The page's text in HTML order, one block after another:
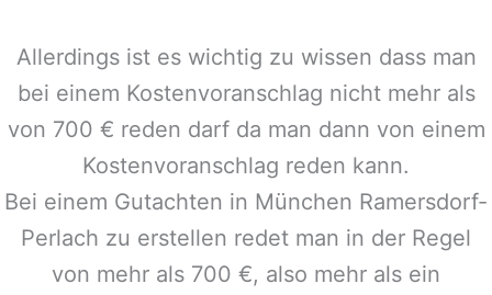
Allerdings ist es wichtig zu wissen dass man
bei einem Kostenvoranschlag nicht mehr als
von 700 € reden darf da man dann von einem
Kostenvoranschlag reden kann.
Bei einem Gutachten in München Ramersdorf-
Perlach zu erstellen redet man in der Regel
von mehr als 700 €, also mehr als ein